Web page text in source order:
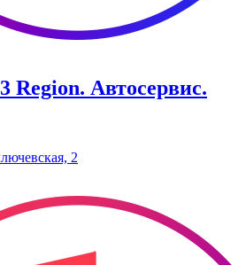
Region. Автосервис.
2